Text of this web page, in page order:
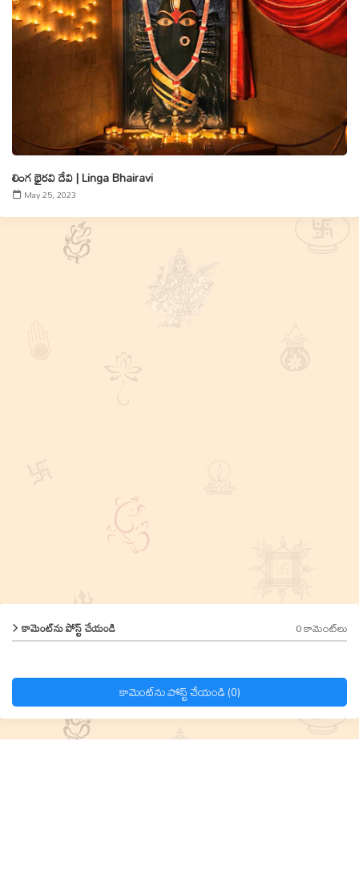
లింగ భైరవి దేవి | Linga Bhairavi
May 25, 2023
కామెంట్‌ను పోస్ట్ చేయండి 0 కామెంట్‌లు
కామెంట్‌ను పోస్ట్ చేయండి (0)